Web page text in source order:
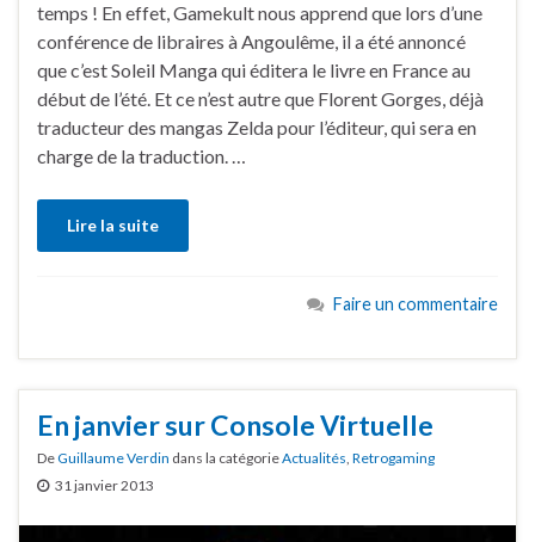
temps ! En effet, Gamekult nous apprend que lors d’une
conférence de libraires à Angoulême, il a été annoncé
que c’est Soleil Manga qui éditera le livre en France au
début de l’été. Et ce n’est autre que Florent Gorges, déjà
traducteur des mangas Zelda pour l’éditeur, qui sera en
charge de la traduction. …
Lire la suite
Faire un commentaire
En janvier sur Console Virtuelle
DeGuillaume Verdin dans la catégorieActualités, Retrogaming
31 janvier 2013